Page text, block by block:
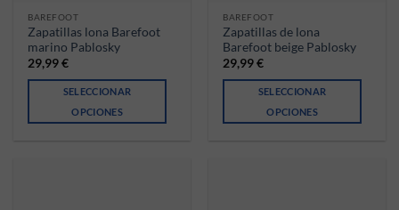
BAREFOOT
Zapatillas lona Barefoot
marino Pablosky
29,99€
SELECCIONAR
OPCIONES
BAREFOOT
Zapatillas de lona
Barefoot beige Pablosky
29,99€
SELECCIONAR
OPCIONES